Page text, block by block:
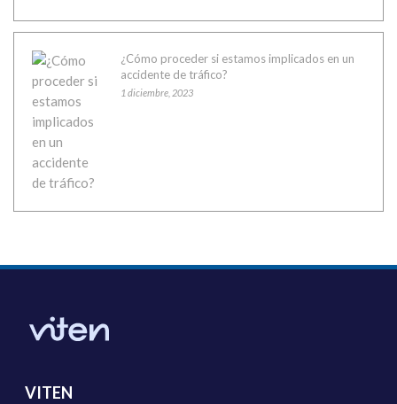
¿Cómo proceder si estamos implicados en un
accidente de tráfico?
1 diciembre, 2023
VITEN